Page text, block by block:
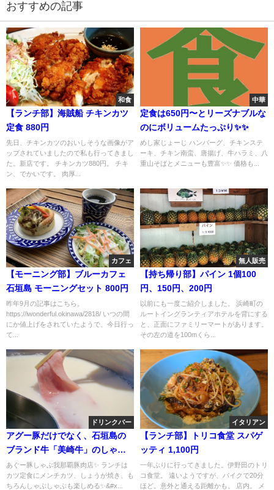
おすすめの記事
和食
【ランチ部】海賊船 チキンカツ
定食 880円
先日、チキンカツのおいしそうな画像がア
ップされていましたので私も行ってきまし
た。新店です。 チキンカツ880円。 チキ
ン、でかいです。 肉厚...
中華
定食は650円〜とリーズナブルな
のにボリュームたっぷり✨✨
めし家じょーじ ハンバーグ、チキンステ
ーキ、チキン南蛮、唐揚げ、牛ハラミ、八
重山そばとメニューも豊富✨✨ 価格も...
カフェ
【モーニング部】ブルーカフェ
石垣島 モーニングセット 800円
昨年9月の記事はこちら。
https://iwonderful.okinawa/2818/ いつの間
にか値上げをされていたようで、今日行っ
て...
無人販売
【持ち帰り部】パイン 1個100
円、150円、200円
以前にも一度ご紹介しました。 浜崎町の
ルートイングランティアホテルを背にする
と、正面にファミリーマートがあります。
その左の道を100mくら...
ドリンクバー
アグー豚だけでなく、石垣島の
ブランド牛「美崎牛」のしゃぶ
しゃぶも食べれる✨✨
あぐー豚しゃぶ我那覇豚肉店✨ ランチは
カツ定食にメンチカツ、しょうが焼き、も
ちろんしゃぶしゃぶも楽しめる✨&#x...
イタリアン
【ランチ部】トリコ食堂 スパゲ
ッティ 1,100円
一年ぶりに行ってきました。伊野田のトリ
コ食堂。 遠いようですが、バイクで20分
ほど。意外と通える距離かも。 店内。 メ